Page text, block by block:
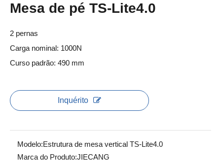
Mesa de pé TS-Lite4.0
2 pernas
Carga nominal: 1000N
Curso padrão: 490 mm
Inquérito
Modelo:Estrutura de mesa vertical TS-Lite4.0
Marca do Produto:JIECANG